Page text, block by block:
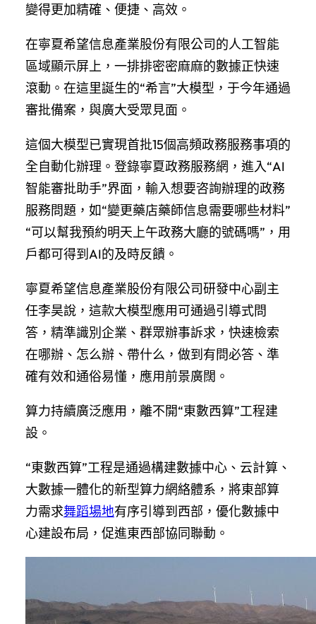
變得更加精確、便捷、高效。
在寧夏希望信息產業股份有限公司的人工智能
區域顯示屏上，一排排密密麻麻的數據正快速
滾動。在這里誕生的“希言”大模型，于今年通過
審批備案，與廣大受眾見面。
這個大模型已實現首批15個高頻政務服務事項的
全自動化辦理。登錄寧夏政務服務網，進入“AI
智能審批助手”界面，輸入想要咨詢辦理的政務
服務問題，如“變更藥店藥師信息需要哪些材料”
“可以幫我預約明天上午政務大廳的號碼嗎”，用
戶都可得到AI的及時反饋。
寧夏希望信息產業股份有限公司研發中心副主
任李昊說，這款大模型應用可通過引導式問
答，精準識別企業、群眾辦事訴求，快速檢索
在哪辦、怎么辦、帶什么，做到有問必答、準
確有效和通俗易懂，應用前景廣闊。
算力持續廣泛應用，離不開“東數西算”工程建
設。
“東數西算”工程是通過構建數據中心、云計算、
大數據一體化的新型算力網絡體系，將東部算
力需求舞蹈場地有序引導到西部，優化數據中
心建設布局，促進東西部協同聯動。